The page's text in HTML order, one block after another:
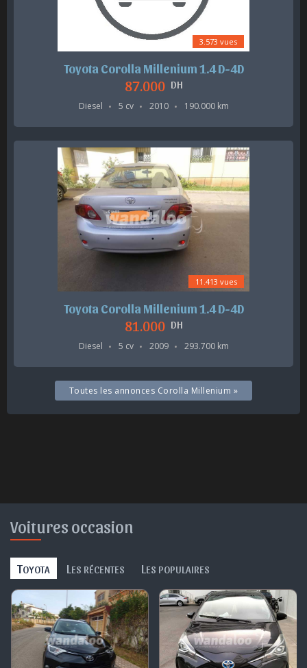
3.573 vues
Toyota Corolla Millenium 1.4 D-4D
87.000 DH
Diesel 5 cv 2010 190.000 km
11.413 vues
Toyota Corolla Millenium 1.4 D-4D
81.000 DH
Diesel 5 cv 2009 293.700 km
Toutes les annonces Corolla Millenium »
Voitures occasion
TOYOTA L ES RÉCENTES L ES POPULAIRES